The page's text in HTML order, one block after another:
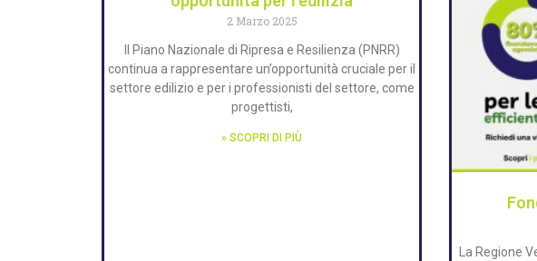
2 Marzo 2025
Il Piano Nazionale di Ripresa e Resilienza (PNRR)
continua a rappresentare un’opportunità cruciale per il
settore edilizio e per i professionisti del settore, come
progettisti,
» SCOPRI DI PIÙ
La Regione